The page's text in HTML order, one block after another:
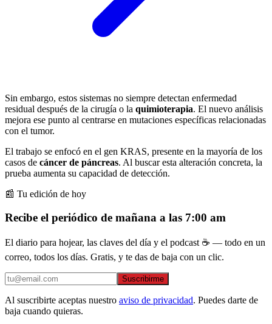
Sin embargo, estos sistemas no siempre detectan enfermedad
residual después de la cirugía o la quimioterapia. El nuevo análisis
mejora ese punto al centrarse en mutaciones específicas relacionadas
con el tumor.
El trabajo se enfocó en el gen KRAS, presente en la mayoría de los
casos de cáncer de páncreas. Al buscar esta alteración concreta, la
prueba aumenta su capacidad de detección.
📰 Tu edición de hoy
Recibe el periódico de mañana a las 7:00 am
El diario para hojear, las claves del día y el podcast ☕ — todo en un
correo, todos los días. Gratis, y te das de baja con un clic.
Suscribirme
Al suscribirte aceptas nuestro aviso de privacidad. Puedes darte de
baja cuando quieras.